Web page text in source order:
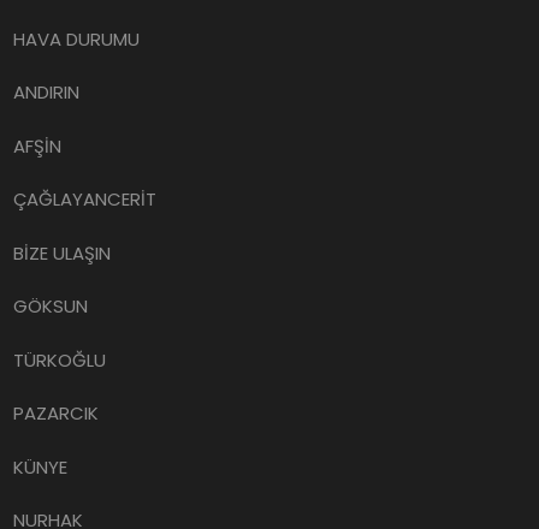
HAVA DURUMU
ANDIRIN
AFŞİN
ÇAĞLAYANCERİT
BİZE ULAŞIN
GÖKSUN
TÜRKOĞLU
PAZARCIK
KÜNYE
NURHAK